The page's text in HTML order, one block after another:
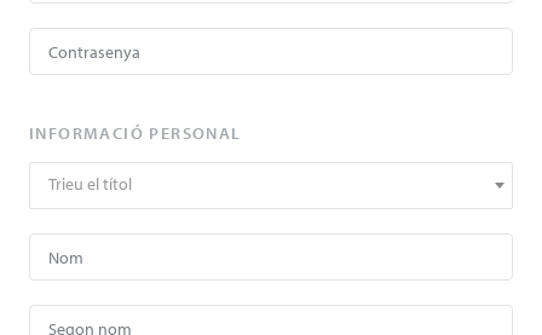
INFORMACIÓ PERSONAL
Trieu el títol